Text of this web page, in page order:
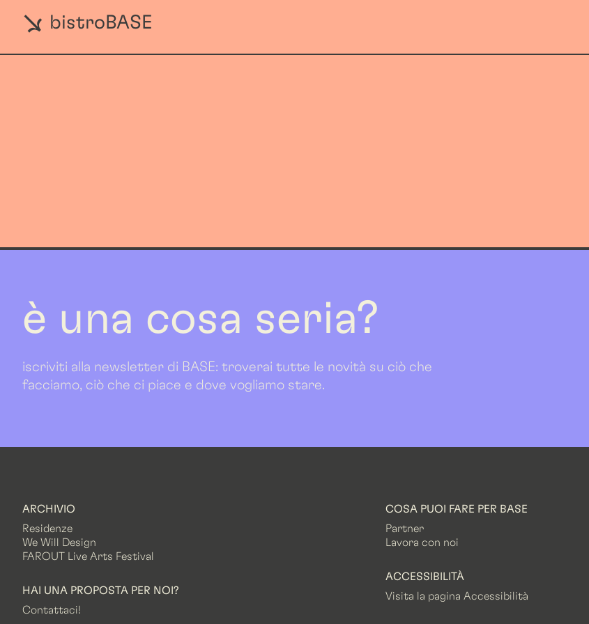
bistroBASE
è una cosa seria?
iscriviti alla newsletter di BASE: troverai tutte le novità su ciò che
facciamo, ciò che ci piace e dove vogliamo stare.
ARCHIVIO
Residenze
We Will Design
FAROUT Live Arts Festival
HAI UNA PROPOSTA PER NOI?
Contattaci!
COSA PUOI FARE PER BASE
Partner
Lavora con noi
ACCESSIBILITÀ
Visita la pagina Accessibilità